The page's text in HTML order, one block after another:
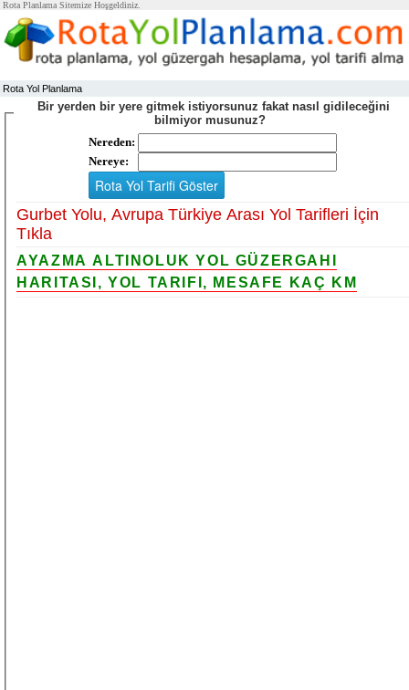
Rota Planlama Sitemize Hoşgeldiniz.
Rota Yol Planlama
Bir yerden bir yere gitmek istiyorsunuz fakat nasıl gidileceğini
bilmiyor musunuz?
Nereden:
Nereye:
Gurbet Yolu, Avrupa Türkiye Arası Yol Tarifleri İçin
Tıkla
AYAZMA ALTINOLUK YOL GÜZERGAHI
HARITASI, YOL TARIFI, MESAFE KAÇ KM